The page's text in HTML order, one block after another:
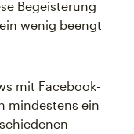
Begeisterung
wenig beengt
mit Facebook-
mindestens ein